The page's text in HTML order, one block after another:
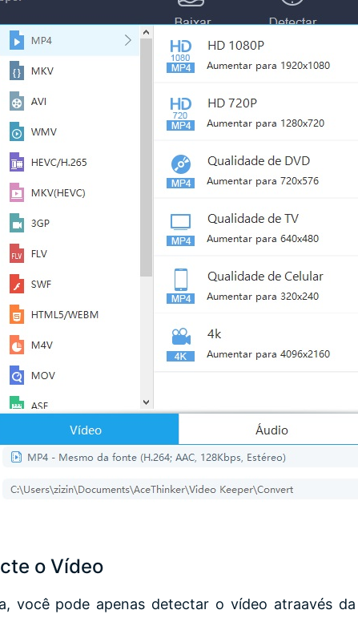
o Vídeo
você pode apenas detectar o vídeo atraavés